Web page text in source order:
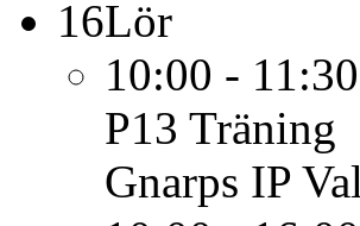
16Lör
10:00 - 11:30
P13 Träning
Gnarps IP